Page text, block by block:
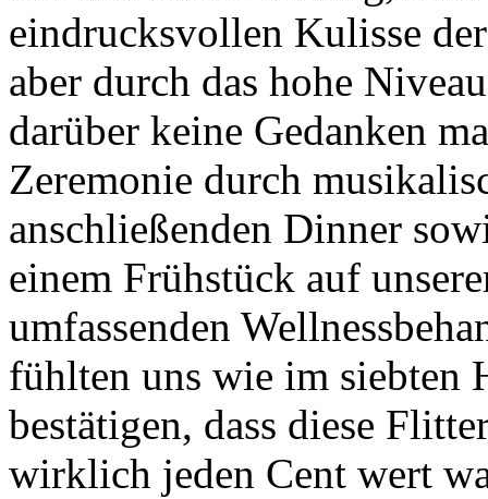
eindrucksvollen Kulisse
aber durch das hohe
darüber keine Gedanken
Zeremonie durch
anschließenden Dinner
einem Frühstück auf
umfassenden
fühlten uns wie im siebten
bestätigen, dass diese
wirklich jeden Cent wert